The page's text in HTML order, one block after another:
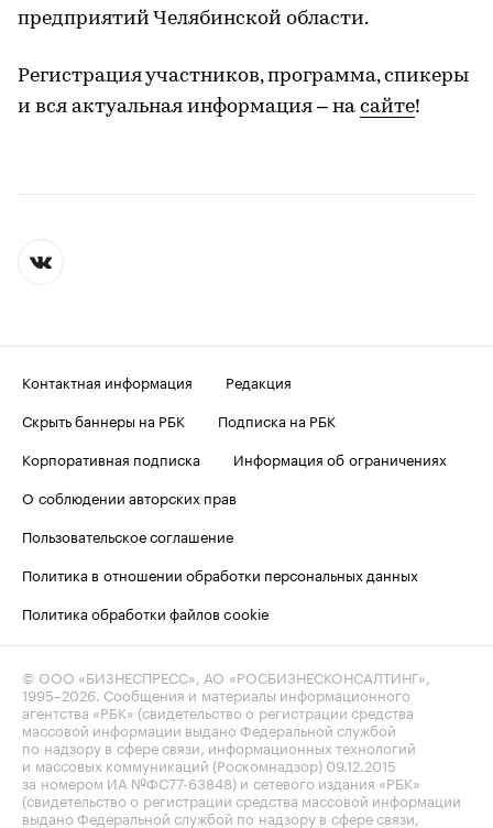
предприятий Челябинской области.
Регистрация участников, программа, спикеры
и вся актуальная информация – на сайте!
Контактная информация
Редакция
Скрыть баннеры на РБК
Подписка на РБК
Корпоративная подписка
Информация об ограничениях
О соблюдении авторских прав
Пользовательское соглашение
Политика в отношении обработки персональных данных
Политика обработки файлов cookie
© ООО «БИЗНЕСПРЕСС», АО «РОСБИЗНЕСКОНСАЛТИНГ»,
1995–2026 . Сообщения и материалы информационного
агентства «РБК» (свидетельство о регистрации средства
массовой информации выдано Федеральной службой
по надзору в сфере связи, информационных технологий
и массовых коммуникаций (Роскомнадзор) 09.12.2015
за номером ИА №ФС77-63848) и сетевого издания «РБК»
(свидетельство о регистрации средства массовой информации
выдано Федеральной службой по надзору в сфере связи,